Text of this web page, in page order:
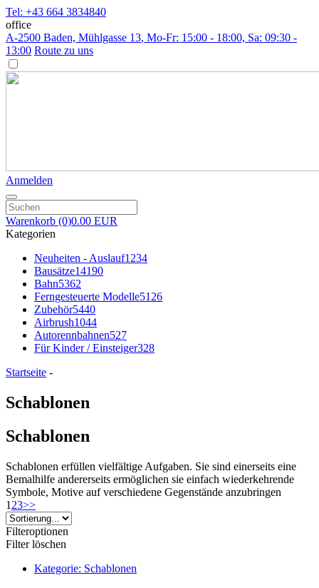
Tel: +43 664 3834840
office
A-2500 Baden, Mühlgasse 13, Mo-Fr: 15:00 - 18:00, Sa: 09:30 -
13:00 Route zu uns
Anmelden
Warenkorb (0)0.00 EUR
Kategorien
Neuheiten - Auslauf1234
Bausätze14190
Bahn5362
Ferngesteuerte Modelle5126
Zubehör5440
Airbrush1044
Autorennbahnen527
Für Kinder / Einsteiger328
Startseite -
Schablonen
Schablonen
Schablonen erfüllen vielfältige Aufgaben. Sie sind einerseits eine
Bemalhilfe andererseits ermöglichen sie einfach wiederkehrende
Symbole, Motive auf verschiedene Gegenstände anzubringen
1 23>>
Filteroptionen
Filter löschen
Kategorie: Schablonen